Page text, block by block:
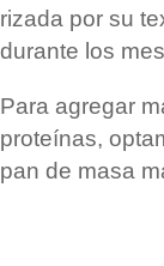
rizada por su
durante los
Para agregar
proteínas,
pan de masa